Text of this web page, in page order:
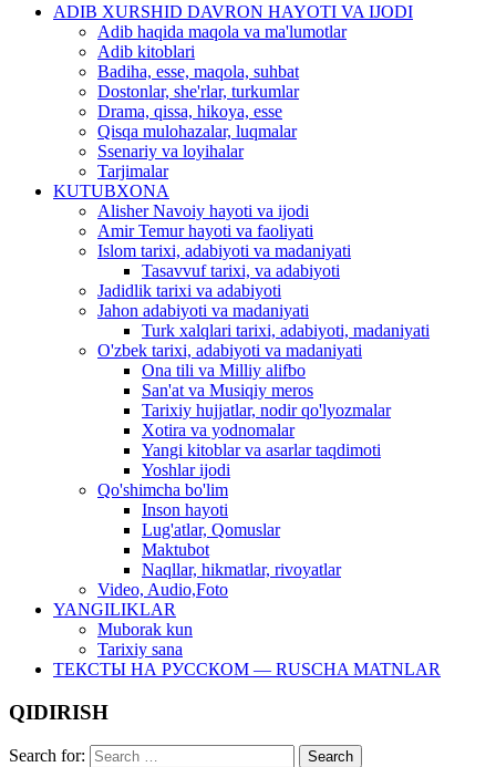
ADIB XURSHID DAVRON HAYOTI VA IJODI
Adib haqida maqola va ma'lumotlar
Adib kitoblari
Badiha, esse, maqola, suhbat
Dostonlar, she'rlar, turkumlar
Drama, qissa, hikoya, esse
Qisqa mulohazalar, luqmalar
Ssenariy va loyihalar
Tarjimalar
KUTUBXONA
Alisher Navoiy hayoti va ijodi
Amir Temur hayoti va faoliyati
Islom tarixi, adabiyoti va madaniyati
Tasavvuf tarixi, va adabiyoti
Jadidlik tarixi va adabiyoti
Jahon adabiyoti va madaniyati
Turk xalqlari tarixi, adabiyoti, madaniyati
O'zbek tarixi, adabiyoti va madaniyati
Ona tili va Milliy alifbo
San'at va Musiqiy meros
Tarixiy hujjatlar, nodir qo'lyozmalar
Xotira va yodnomalar
Yangi kitoblar va asarlar taqdimoti
Yoshlar ijodi
Qo'shimcha bo'lim
Inson hayoti
Lug'atlar, Qomuslar
Maktubot
Naqllar, hikmatlar, rivoyatlar
Video, Audio,Foto
YANGILIKLAR
Muborak kun
Tarixiy sana
ТЕКСТЫ НА РУССКОМ — RUSCHA MATNLAR
QIDIRISH
Search for: